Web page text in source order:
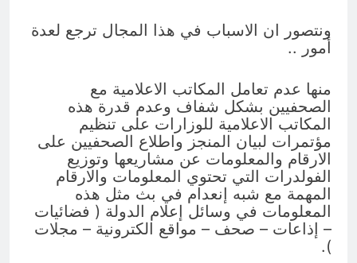
ونتصور ان الاسباب في هذا المجال ترجع لعدة
أمور ..
منها عدم تعامل المكاتب الاعلامية مع
الصحفيين بشكل شفاف وعدم قدرة هذه
المكاتب الاعلامية للوزارات على تنظيم
مؤتمرات لبيان المنجز واطلاع الصحفيين على
الارقام والمعلومات عن مشاريعها وتوزيع
الفولدرات التي تحتوي المعلومات والارقام
المهمة مع شبه إنعدام في بث مثل هذه
المعلومات في وسائل إعلام الدولة ( فضائيات
– إذاعات – صحف – مواقع الكترونية – مجلات
).